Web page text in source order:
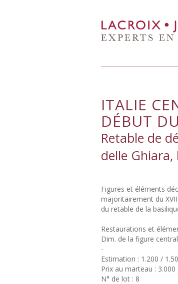
ITALIE
DÉBUT
Retable de
delle Ghiara,
Figures et éléments
majoritairement du
du retable de la
Restaurations et
Dim. de la figure
-
Estimation : 1.200 /
Prix au marteau : 3.000
N° de lot : 8